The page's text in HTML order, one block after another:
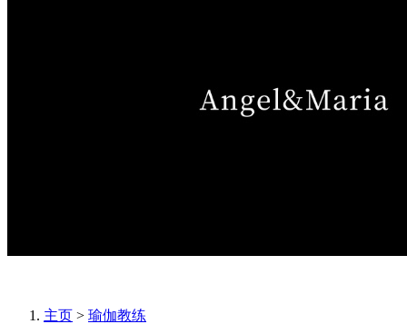
主页 > 瑜伽教练